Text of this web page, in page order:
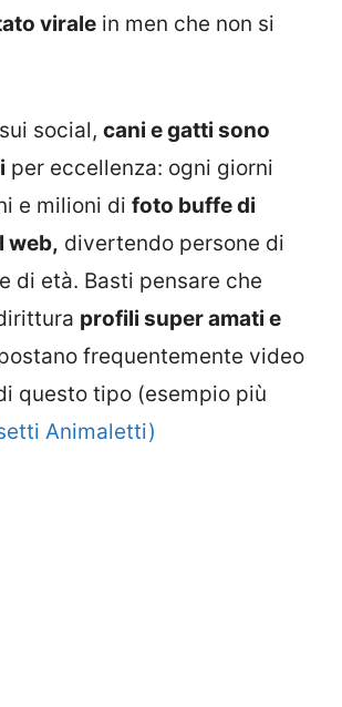
virale in men che non si
social, cani e gatti sono
per eccellenza: ogni giorni
e milioni di foto buffe di
web, divertendo persone di
di età. Basti pensare che
profili super amati e
frequentemente video
questo tipo (esempio più
Animaletti)